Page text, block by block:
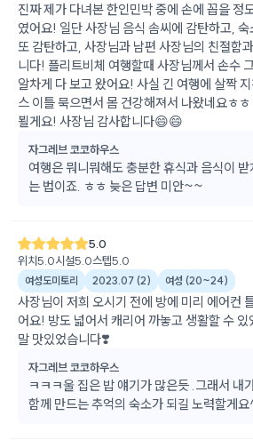
진짜 제가 다녀본 한인민박 중에 손에 꼽을 정
였어요! 일단 사장님 음식 솜씨에 감탄하고, 숙
또 감탄하고, 사장님과 남편 사장님의 친절함
니다! 플리트비체 여행할때 사장님께서 손수
알차게 다 보고 왔어요! 사실 긴 여행에 살짝
스 이틀 묵으면서 몸 건강해져서 나왔네요ㅎ
뵐게요! 사장님 감사합니다😄😄
자그레브 코코하우스
여행은 뭐니뭐해도 충분한 휴식과 음식이 받
는 법이죠. ㅎㅎ 늦은 답변 미안~~
5.0
위치5.0시설5.0스텝5.0
여성도미토리 2023.07 (2) 여성 (20~24)
사장님이 저희 오시기 전에 방에 미리 에어컨
어요! 방도 넓어서 캐리어 까놓고 생활할 수
말 맛있었습니다❣️
자그레브 코코하우스
ㅋㅋㅋ울 집은 밥 얘기가 많은듯 .그래서 내
함께 만드는 추억의 숙소가 되길 노력할게